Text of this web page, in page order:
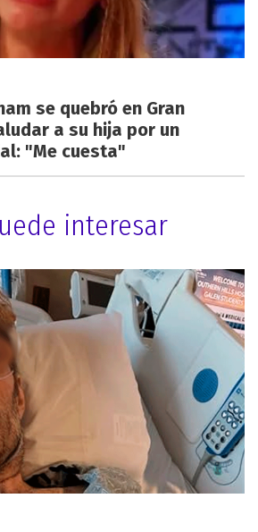
se quebró en Gran
a su hija por un
"Me cuesta"
interesar